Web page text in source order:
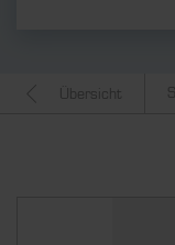
Übersicht